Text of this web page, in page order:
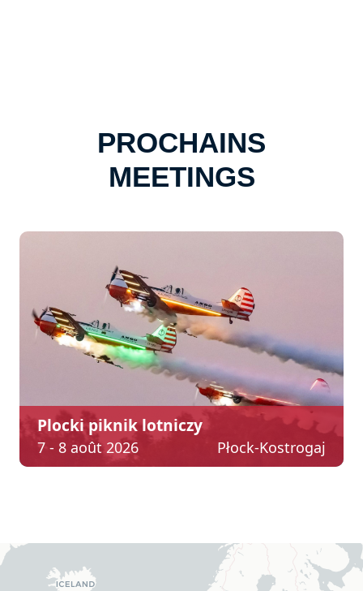
PROCHAINS
MEETINGS
Plocki piknik lotniczy
7 - 8 août 2026 Płock-Kostrogaj